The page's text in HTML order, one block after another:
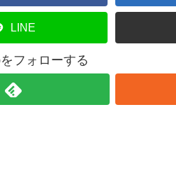
LINE
フォローする